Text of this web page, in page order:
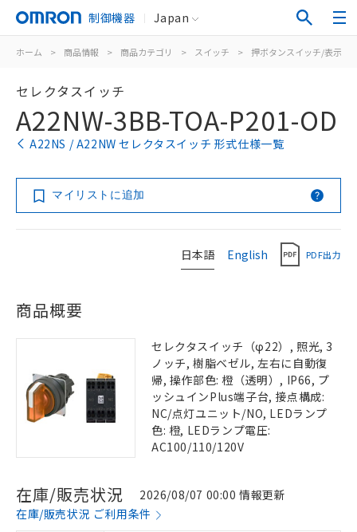
制御機器 Japan
ホーム > 商品情報 > 商品カテゴリ > スイッチ > 押ボタンスイッチ/表示灯
セレクタスイッチ
A22NW-3BB-TOA-P201-OD
A22NS / A22NW セレクタスイッチ 形式仕様一覧
マイリストに追加
日本語 English PDF出力
商品概要
セレクタスイッチ（φ22）, 照光, 3
ノッチ, 樹脂ベゼル, 左右に自動復
帰, 操作部色: 橙（透明）, IP66, プ
ッシュインPlus端子台, 接点構成:
NC/点灯ユニット/NO, LEDランプ
色: 橙, LEDランプ電圧:
AC100/110/120V
在庫/販売状況
2026/08/07 00:00 情報更新
在庫/販売状況 ご利用条件